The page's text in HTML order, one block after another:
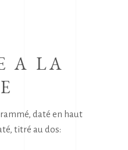
A LA
daté en haut
titré au dos: